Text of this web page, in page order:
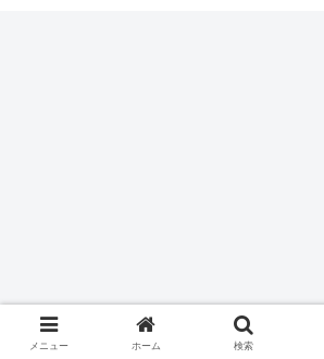
メニュー ホーム 検索